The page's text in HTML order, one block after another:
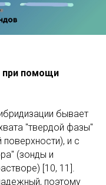
при помощи
бывает
"твердой фазы"
и с
(зонды и
[10, 11].
поэтому